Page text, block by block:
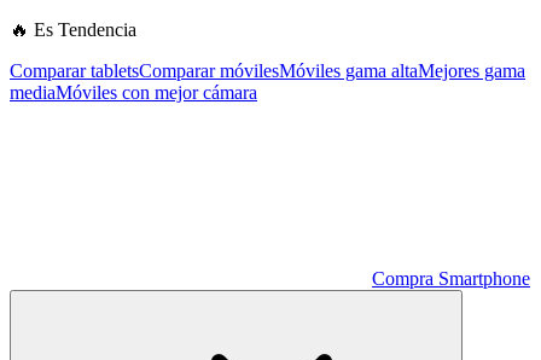
🔥 Es Tendencia
Comparar tabletsComparar móvilesMóviles gama altaMejores gama
mediaMóviles con mejor cámara
Compra Smartphone